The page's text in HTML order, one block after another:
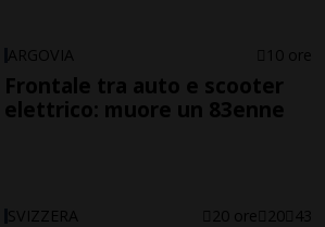
ARGOVIA 10 ore
Frontale tra auto e scooter
elettrico: muore un 83enne
SVIZZERA 20 ore 20 43